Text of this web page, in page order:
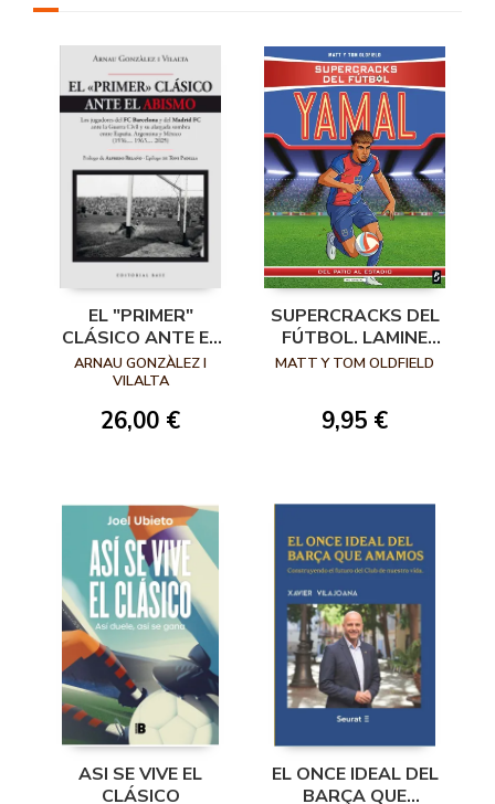
EL "PRIMER"
CLÁSICO ANTE EL
ABISMO
ARNAU GONZÀLEZ I
VILALTA
26,00 €
SUPERCRACKS DEL
FÚTBOL. LAMINE
YAMAL
MATT Y TOM OLDFIELD
9,95 €
ASI SE VIVE EL
CLÁSICO
EL ONCE IDEAL DEL
BARÇA QUE